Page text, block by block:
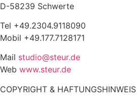
D-58239 Schwerte
Tel +49.2304.9118090
Mobil +49.177.7128171
Mail studio@steur.de
Web www.steur.de
COPYRIGHT & HAFTUNGSHINWEIS